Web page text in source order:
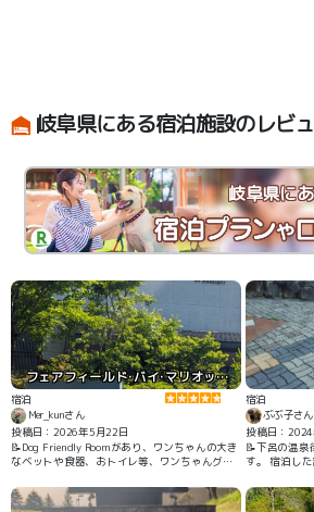
岐阜県にある宿泊施設のレビ
岐阜県に
フェアフィールド･バイ･マリオット･岐阜清流里山公園
宿泊
Mer_kunさん
投稿日：2026年5月22日
📝Dog Friendly Roomがあり、ワンちゃんの大き
なベットや食器、おトイレ等、ワンちゃんグッ
ックイン前でも利用が出来、 お部屋は１階にな
りますので移動も楽でした。
宿泊
ぶぶ子さん
投稿日：
📝下呂の温泉
す。 宿泊し
疲れが取れま